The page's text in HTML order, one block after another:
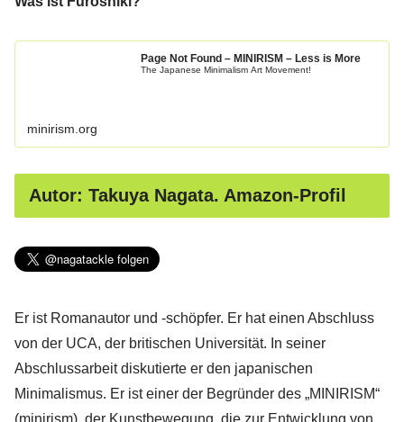
Page Not Found – MINIRISM – Less is More
The Japanese Minimalism Art Movement!
minirism.org
Autor: Takuya Nagata. Amazon-Profil
Er ist Romanautor und -schöpfer. Er hat einen Abschluss
von der UCA, der britischen Universität. In seiner
Abschlussarbeit diskutierte er den japanischen
Minimalismus. Er ist einer der Begründer des „MINIRISM“
(minirism), der Kunstbewegung, die zur Entwicklung von